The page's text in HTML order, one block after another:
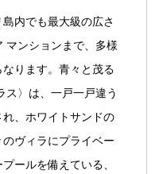
内でも最大級の広さ
マンションまで、多様
ります。青々と茂る
ス〉は、一戸一戸違う
、ホワイトサンドの
ヴィラにプライベー
ールを備えている、